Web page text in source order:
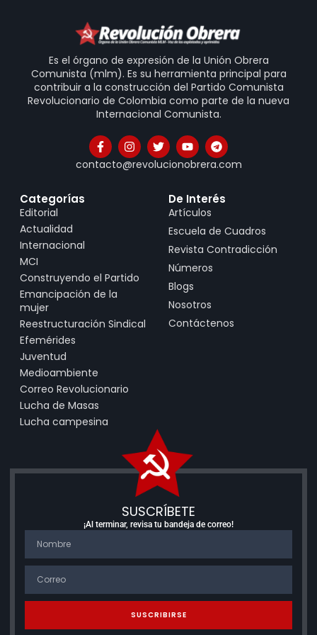
Es el órgano de expresión de la Unión Obrera
Comunista (mlm). Es su herramienta principal para
contribuir a la construcción del Partido Comunista
Revolucionario de Colombia como parte de la nueva
Internacional Comunista.
contacto@revolucionobrera.com
Categorías
Editorial
Actualidad
Internacional
MCI
Construyendo el Partido
Emancipación de la
mujer
Reestructuración Sindical
Efemérides
Juventud
Medioambiente
Correo Revolucionario
Lucha de Masas
Lucha campesina
De Interés
Artículos
Escuela de Cuadros
Revista Contradicción
Números
Blogs
Nosotros
Contáctenos
SUSCRÍBETE
¡Al terminar, revisa tu bandeja de correo!
SUSCRIBIRSE